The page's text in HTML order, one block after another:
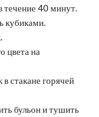
течение 40 минут.
кубиками.
цвета на
стакане горячей
бульон и тушить